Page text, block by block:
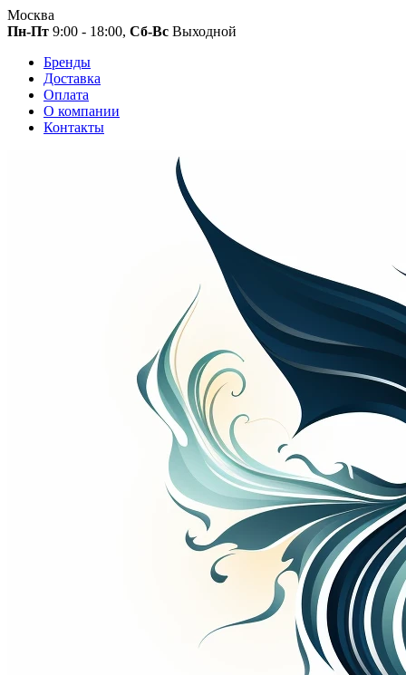
Москва
Пн-Пт 9:00 - 18:00, Сб-Вс Выходной
Бренды
Доставка
Оплата
О компании
Контакты